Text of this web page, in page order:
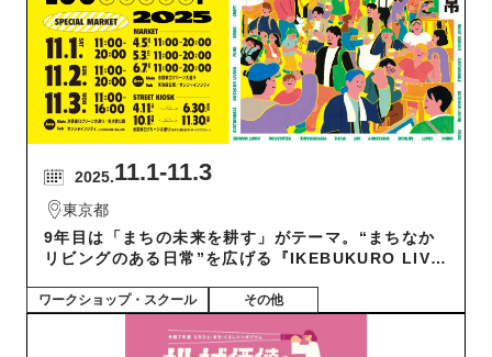
2025.11.1-11.3
東京都
9年目は「まちの未来を耕す」がテーマ。“まちなか
リビングのある日常”を広げる『IKEBUKURO LIVI
3）
ワークショップ・スクール その他